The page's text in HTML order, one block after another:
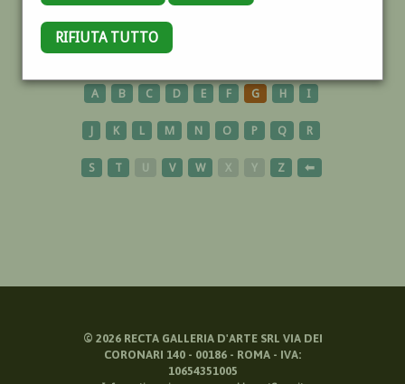
RIFIUTA TUTTO
CARDINALE
A B C D E F G H I
J K L M N O P Q R
S T U V W X Y Z ⬅
© 2026RECTA GALLERIA D'ARTE SRL VIA DEI
CORONARI 140 - 00186 - ROMA - IVA:
10654351005